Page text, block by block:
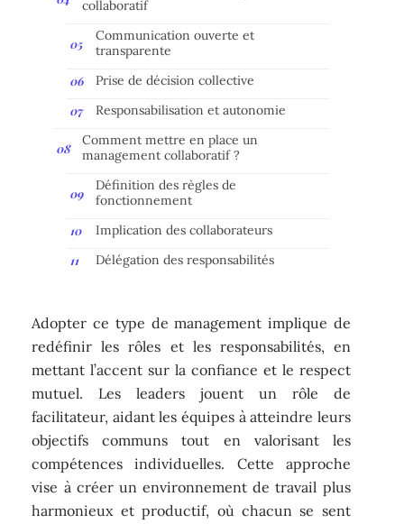
collaboratif
Communication ouverte et
transparente
Prise de décision collective
Responsabilisation et autonomie
Comment mettre en place un
management collaboratif ?
Définition des règles de
fonctionnement
Implication des collaborateurs
Délégation des responsabilités
Adopter ce type de management implique de
redéfinir les rôles et les responsabilités, en
mettant l’accent sur la confiance et le respect
mutuel. Les leaders jouent un rôle de
facilitateur, aidant les équipes à atteindre leurs
objectifs communs tout en valorisant les
compétences individuelles. Cette approche
vise à créer un environnement de travail plus
harmonieux et productif, où chacun se sent